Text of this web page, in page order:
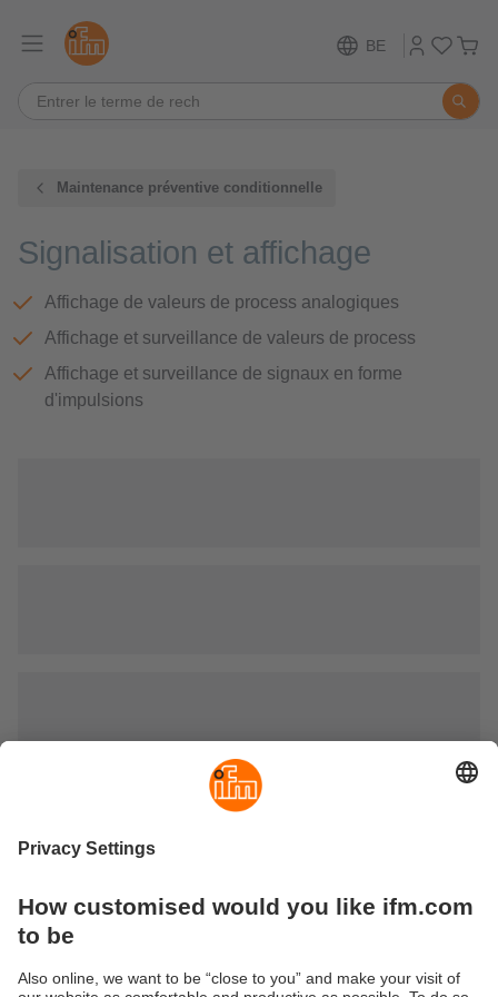
BE
Maintenance préventive conditionnelle
Signalisation et affichage
Affichage de valeurs de process analogiques
Affichage et surveillance de valeurs de process
Affichage et surveillance de signaux en forme
d'impulsions